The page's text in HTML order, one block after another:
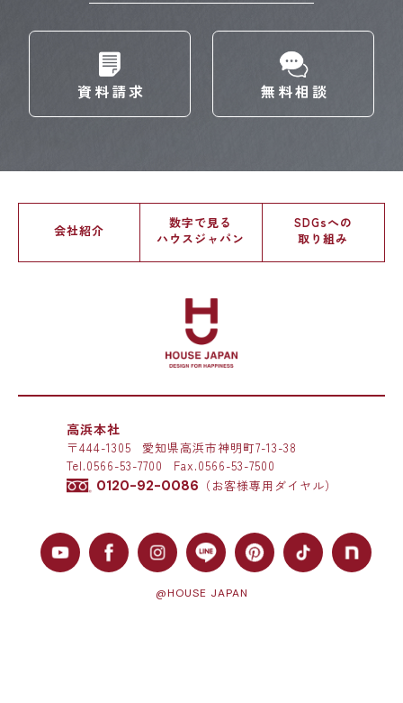
資料請求 無料相談
会社紹介
数字で見る
ハウスジャパン
SDGsへの
取り組み
高浜本社
〒444-1305
愛知県高浜市神明町7-13-38
Tel.0566-53-7700 Fax.0566-53-7500
0120-92-0086 （お客様専用ダイヤル）
@HOUSE JAPAN